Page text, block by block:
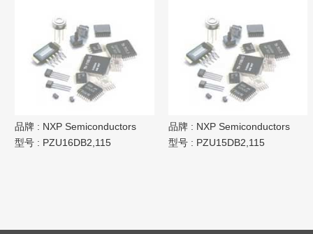
品牌 : NXP Semiconductors
型号 : PZU16DB2,115
品牌 : NXP Semiconductors
型号 : PZU15DB2,115